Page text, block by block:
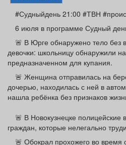
#Судныйдень 21:00 #ТВН
6 июля в программе Судный
🚨 В Юрге обнаружено тело без
девочки: школьницу обнаружили
предназначенном для купания.
🚨 Женщина отправилась на
дочерью, находилась с ней в
нашла ребёнка без признаков
🚨 В Новокузнецке полицейские
граждан, которые нелегально
🚨 Обокрал прохожего во время